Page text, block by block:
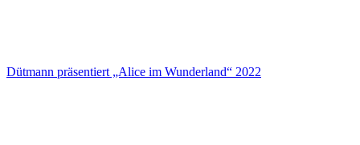
Dütmann präsentiert „Alice im Wunderland“ 2022